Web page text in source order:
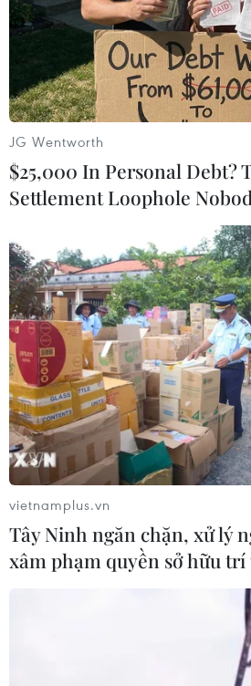
#Quảng Ngãi #Lý Sơn
#Điện
Quảng Ngãi
Theo dõi VietnamPlus
TIN LIÊN QUAN
JG Wentworth
$25,000 In Personal Debt?
Settlement Loophole
vietnamplus.vn
Tây Ninh ngăn chặn, xử lý
xâm phạm quyền sở hữu trí